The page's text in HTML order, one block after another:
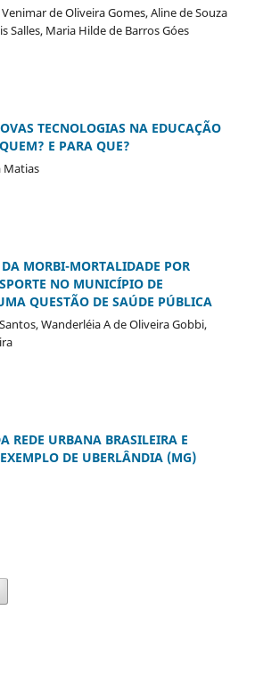
de Oliveira Gomes, Aline de Souza
Salles, Maria Hilde de Barros Góes
TECNOLOGIAS NA EDUCAÇÃO
E PARA QUE?
Matias
MORBI-MORTALIDADE POR
NO MUNICÍPIO DE
QUESTÃO DE SAÚDE PÚBLICA
Wanderléia A de Oliveira Gobbi,
REDE URBANA BRASILEIRA E
DE UBERLÂNDIA (MG)